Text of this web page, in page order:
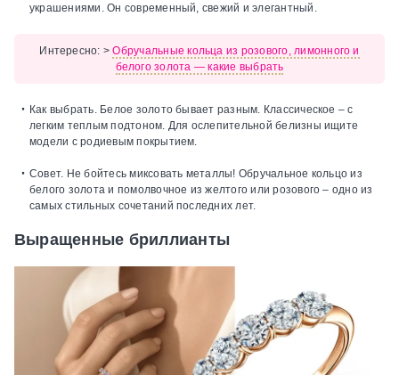
украшениями. Он современный, свежий и элегантный.
Интересно: >Обручальные кольца из розового, лимонного и
белого золота — какие выбрать
Как выбрать. Белое золото бывает разным. Классическое – с
легким теплым подтоном. Для ослепительной белизны ищите
модели с родиевым покрытием.
Совет. Не бойтесь миксовать металлы! Обручальное кольцо из
белого золота и помолвочное из желтого или розового – одно из
самых стильных сочетаний последних лет.
Выращенные бриллианты